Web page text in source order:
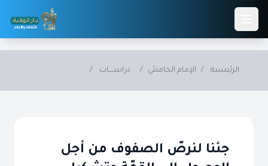
Skip to main content
الرئيسية / الإمام الخامنئي / دراســــات /
جئنا لنرصّ الصفوف من أجل